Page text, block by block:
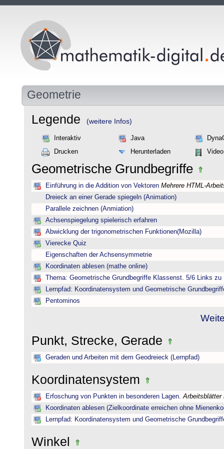
Geometrie
Legende (weitere Infos)
Interaktiv Java
Drucken
Herunterladen Video
Geometrische Grundbegriffe
Einführung in die Addition von Vektoren Mehrere HTML-
Dreieck an einer Gerade spiegeln (Animation)
Parallele zeichnen (Anmiation)
Achsenspiegelung spielerisch erfahren
Abwicklung der trigonometrischen Funktionen(Mozilla)
Vierecke Quiz
Eigenschaften der Achsensymmetrie
Koordinaten ablesen (mathe online)
Thema: Geometrische Grundbegriffe Klassenst. 5/6 Links
Lernpfad: Koordinatensystem und Geometrische
Pentominos
Punkt, Strecke, Gerade
Geraden und Arbeiten mit dem Geodreieck (Lernpfad)
Koordinatensystem
Erfoschung von Punkten in besonderen Lagen. Arbeitsblätter
Koordinaten ablesen (Zielkoordinate erreichen ohne
Lernpfad: Koordinatensystem und Geometrische
Winkel